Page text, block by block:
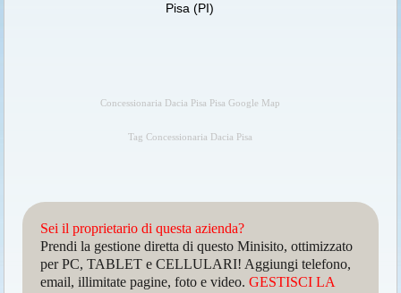
Pisa (PI)
Concessionaria Dacia Pisa Pisa Google Map
Tag Concessionaria Dacia Pisa
Sei il proprietario di questa azienda?
Prendi la gestione diretta di questo Minisito, ottimizzato
per PC, TABLET e CELLULARI! Aggiungi telefono,
email, illimitate pagine, foto e video.GESTISCI LA